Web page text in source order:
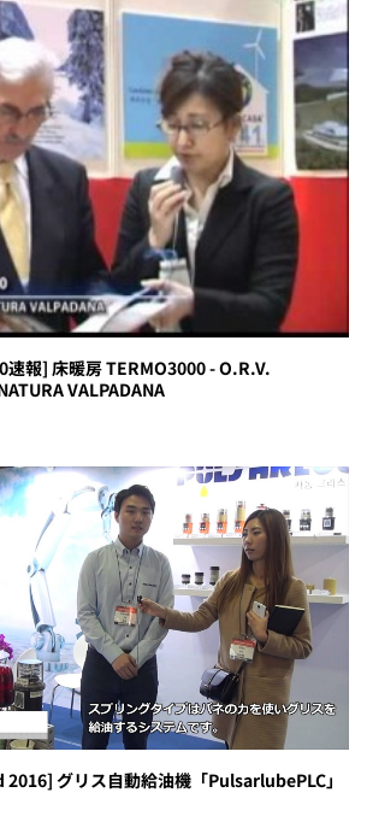
報] 床暖房 TERMO3000 - O.R.V.
VALPADANA
グリス自動給油機「PulsarlubePLC」